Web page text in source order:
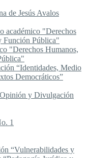
de Jesús Avalos
académico "Derechos
Función Pública"
"Derechos Humanos,
“Identidades, Medio
Democráticos”
y Divulgación
1
“Vulnerabilidades y